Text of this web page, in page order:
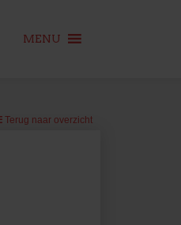
MENU
Terug naar overzicht